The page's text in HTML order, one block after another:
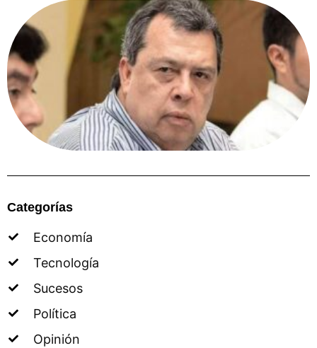
Categorías
Economía
Tecnología
Sucesos
Política
Opinión